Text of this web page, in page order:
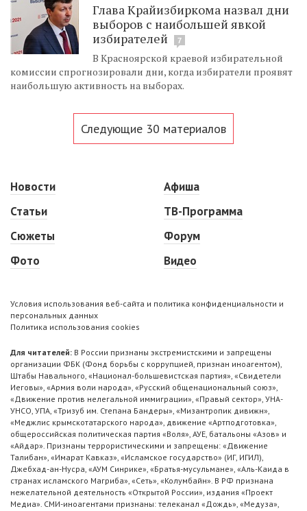
Глава Крайизбиркома назвал дни
выборов с наибольшей явкой
избирателей
7
В Красноярской краевой избирательной
комиссии спрогнозировали дни, когда избиратели проявят
наибольшую активность на выборах.
Следующие 30 материалов
Новости
Статьи
Сюжеты
Фото
Афиша
ТВ-Программа
Форум
Видео
Условия использования веб-сайта и политика конфиденциальности и
персональных данных
Политика использования cookies
Для читателей: В России признаны экстремистскими и запрещены
организации ФБК (Фонд борьбы с коррупцией, признан иноагентом),
Штабы Навального, «Национал-большевистская партия», «Свидетели
Иеговы», «Армия воли народа», «Русский общенациональный союз»,
«Движение против нелегальной иммиграции», «Правый сектор», УНА-
УНСО, УПА, «Тризуб им. Степана Бандеры», «Мизантропик дивижн»,
«Меджлис крымскотатарского народа», движение «Артподготовка»,
общероссийская политическая партия «Воля», АУЕ, батальоны «Азов» и
«Айдар». Признаны террористическими и запрещены: «Движение
Талибан», «Имарат Кавказ», «Исламское государство» (ИГ, ИГИЛ),
Джебхад-ан-Нусра, «АУМ Синрике», «Братья-мусульмане», «Аль-Каида в
странах исламского Магриба», «Сеть», «Колумбайн». В РФ признана
нежелательной деятельность «Открытой России», издания «Проект
Медиа». СМИ-иноагентами признаны: телеканал «Дождь», «Медуза»,